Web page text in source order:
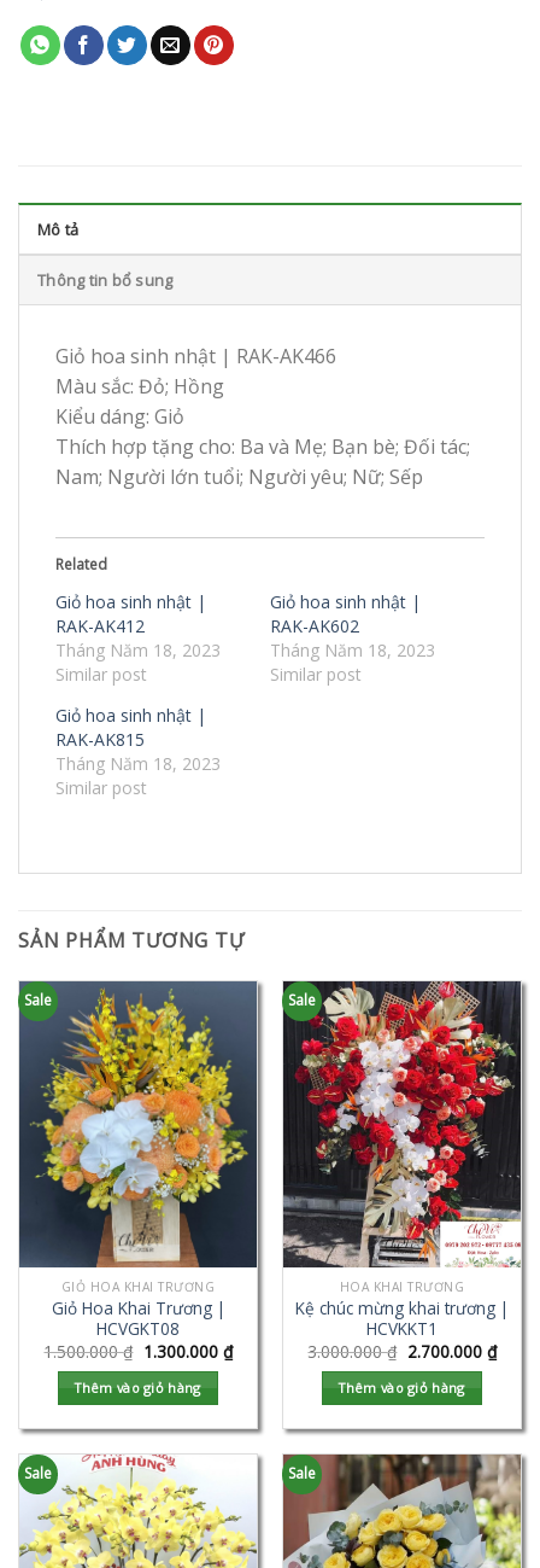
Mô tả
Thông tin bổ sung
Giỏ hoa sinh nhật | RAK-AK466
Màu sắc: Đỏ; Hồng
Kiểu dáng: Giỏ
Thích hợp tặng cho: Ba và Mẹ; Bạn bè; Đối tác;
Nam; Người lớn tuổi; Người yêu; Nữ; Sếp
Related
Giỏ hoa sinh nhật |
RAK-AK412
Tháng Năm 18, 2023
Similar post
Giỏ hoa sinh nhật |
RAK-AK602
Tháng Năm 18, 2023
Similar post
Giỏ hoa sinh nhật |
RAK-AK815
Tháng Năm 18, 2023
Similar post
SẢN PHẨM TƯƠNG TỰ
Sale
GIỎ HOA KHAI TRƯƠNG
Giỏ Hoa Khai Trương |
HCVGKT08
1.500.000₫ 1.300.000 ₫
Thêm vào giỏ hàng
Sale
HOA KHAI TRƯƠNG
Kệ chúc mừng khai trương |
HCVKKT1
3.000.000₫ 2.700.000 ₫
Thêm vào giỏ hàng
Sale Sale